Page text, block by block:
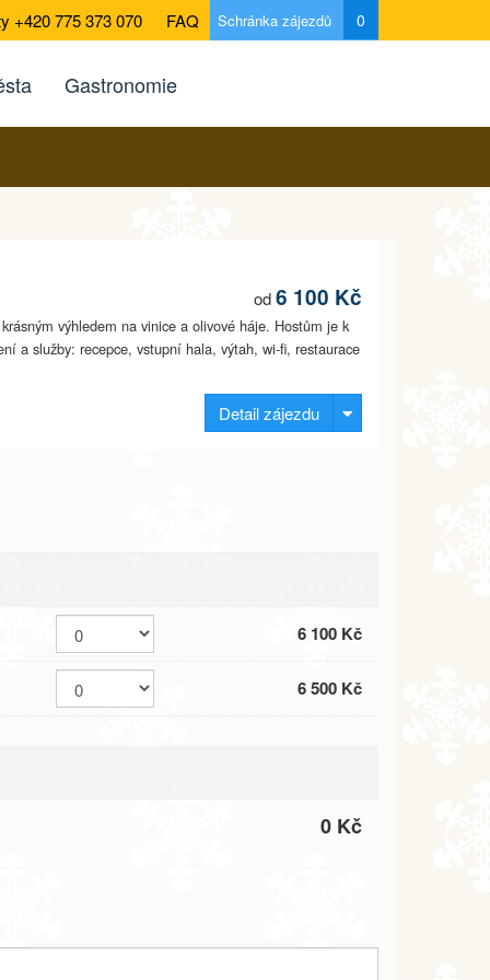
+420 775 373 070 FAQ Schránka zájezdů 0
Gastronomie
od6 100 Kč
výhledem na vinice a olivové háje. Hostům je k
a služby: recepce, vstupní hala, výtah, wi-fi, restaurace
Detail zájezdu
6 100 Kč
6 500 Kč
0 Kč